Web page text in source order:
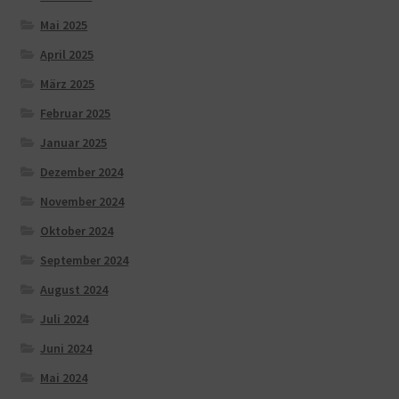
Mai 2025
April 2025
März 2025
Februar 2025
Januar 2025
Dezember 2024
November 2024
Oktober 2024
September 2024
August 2024
Juli 2024
Juni 2024
Mai 2024